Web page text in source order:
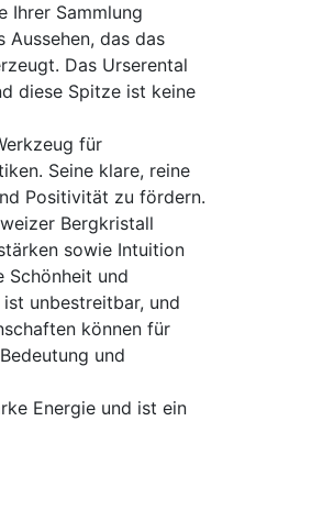
Ihrer Sammlung
Aussehen, das das
Das Urserental
diese Spitze ist keine
für
Seine klare, reine
Positivität zu fördern.
Bergkristall
sowie Intuition
Schönheit und
unbestreitbar, und
können für
und
Energie und ist ein